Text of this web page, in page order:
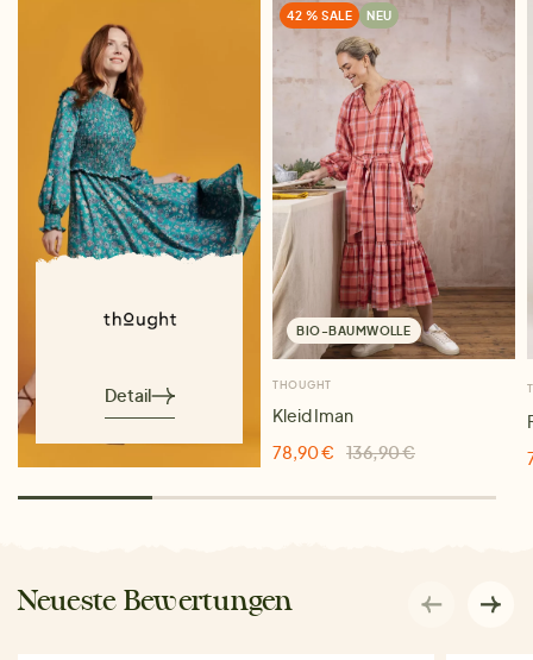
Detail
42 % SALE NEU
BIO-BAUMWOLLE
THOUGHT
Kleid Iman
78,90 €
136,90 €
Neueste Bewertungen